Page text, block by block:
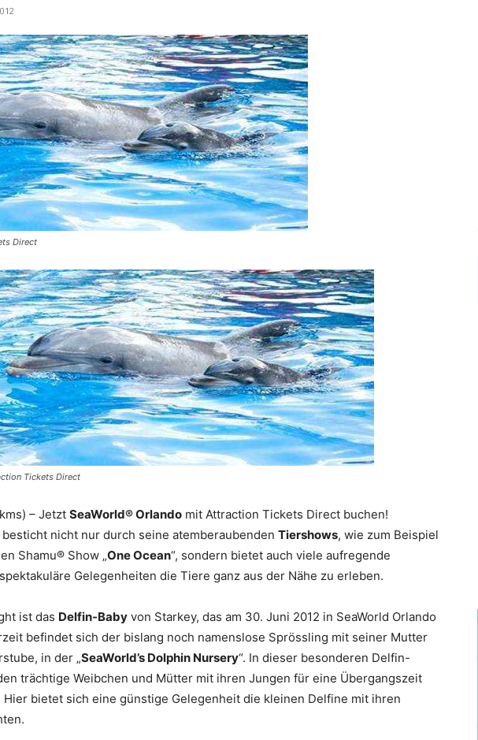
Direct
Tickets Direct
– Jetzt SeaWorld® Orlando mit Attraction Tickets Direct buchen!
besticht nicht nur durch seine atemberaubenden Tiershows, wie zum Beispiel
Shamu® Show „One Ocean“, sondern bietet auch viele aufregende
Gelegenheiten die Tiere ganz aus der Nähe zu erleben.
ist das Delfin-Baby von Starkey, das am 30. Juni 2012 in SeaWorld Orlando
befindet sich der bislang noch namenslose Sprössling mit seiner Mutter
in der „SeaWorld’s Dolphin Nursery“. In dieser besonderen Delfin-
trächtige Weibchen und Mütter mit ihren Jungen für eine Übergangszeit
Hier bietet sich eine günstige Gelegenheit die kleinen Delfine mit ihren